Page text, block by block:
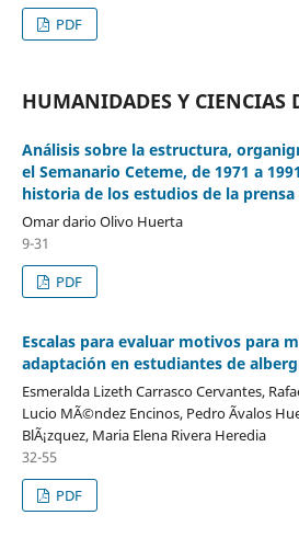
PDF
HUMANIDADES Y CIENCIAS
Análisis sobre la estructura,
el Semanario Ceteme, de 1971 a
historia de los estudios de la prensa
Omar dario Olivo Huerta
9-31
PDF
Escalas para evaluar motivos para
adaptación en estudiantes de
Esmeralda Lizeth Carrasco Cervantes,
Lucio MÃ©ndez Encinos, Pedro Ãvalos
BlÃ¡zquez, Maria Elena Rivera Heredia
32-55
PDF